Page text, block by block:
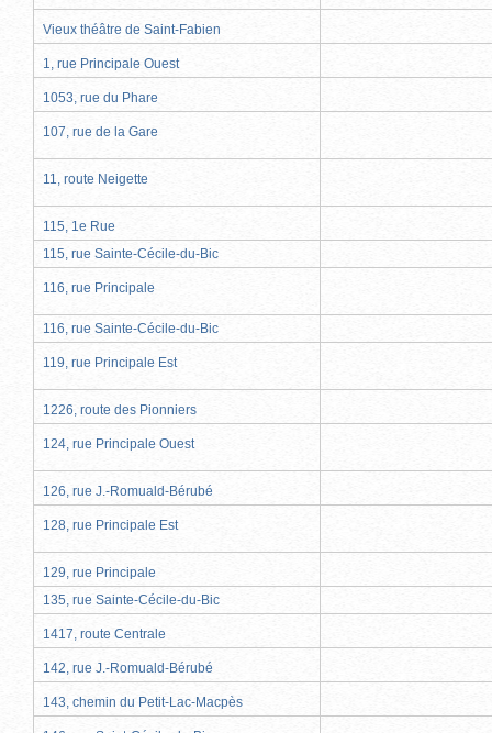
Vieux théâtre de Saint-Fabien
1, rue Principale Ouest
1053, rue du Phare
107, rue de la Gare
11, route Neigette
115, 1e Rue
115, rue Sainte-Cécile-du-Bic
116, rue Principale
116, rue Sainte-Cécile-du-Bic
119, rue Principale Est
1226, route des Pionniers
124, rue Principale Ouest
126, rue J.-Romuald-Bérubé
128, rue Principale Est
129, rue Principale
135, rue Sainte-Cécile-du-Bic
1417, route Centrale
142, rue J.-Romuald-Bérubé
143, chemin du Petit-Lac-Macpès